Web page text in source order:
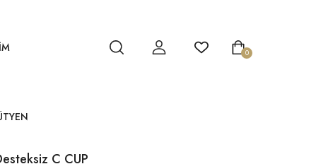
0
C CUP